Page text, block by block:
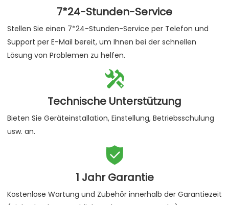
7*24-Stunden-Service
Stellen Sie einen 7*24-Stunden-Service per Telefon und
Support per E-Mail bereit, um Ihnen bei der schnellen
Lösung von Problemen zu helfen.

Technische Unterstützung
Bieten Sie Geräteinstallation, Einstellung, Betriebsschulung
usw. an.

1 Jahr Garantie
Kostenlose Wartung und Zubehör innerhalb der Garantiezeit